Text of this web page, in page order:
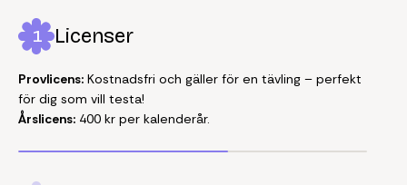
1 Licenser
Provlicens: Kostnadsfri och gäller för en tävling – perfekt
för dig som vill testa!
Årslicens: 400 kr per kalenderår.